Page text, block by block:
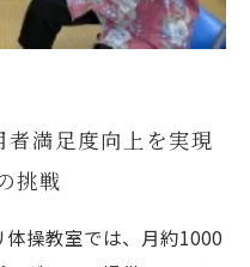
満足度向上を実現
挑戦
操教室では、月約1000